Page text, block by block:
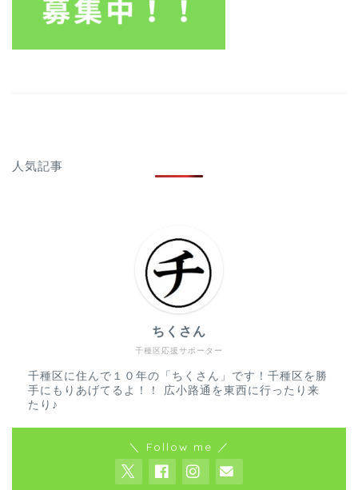
人気記事
千種区応援サポーター
ちくさん
千種区に住んで１０年の「ちくさん」です！千種区を勝
手にもりあげてるよ！！ 広小路通を東西に行ったり来
たり♪
＼ Follow me ／